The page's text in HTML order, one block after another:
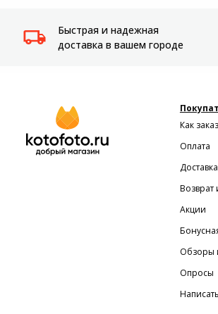
Быстрая и надежная
доставка в вашем городе
Как
Оплата
Доставка
Акции
Обзоры
Опросы